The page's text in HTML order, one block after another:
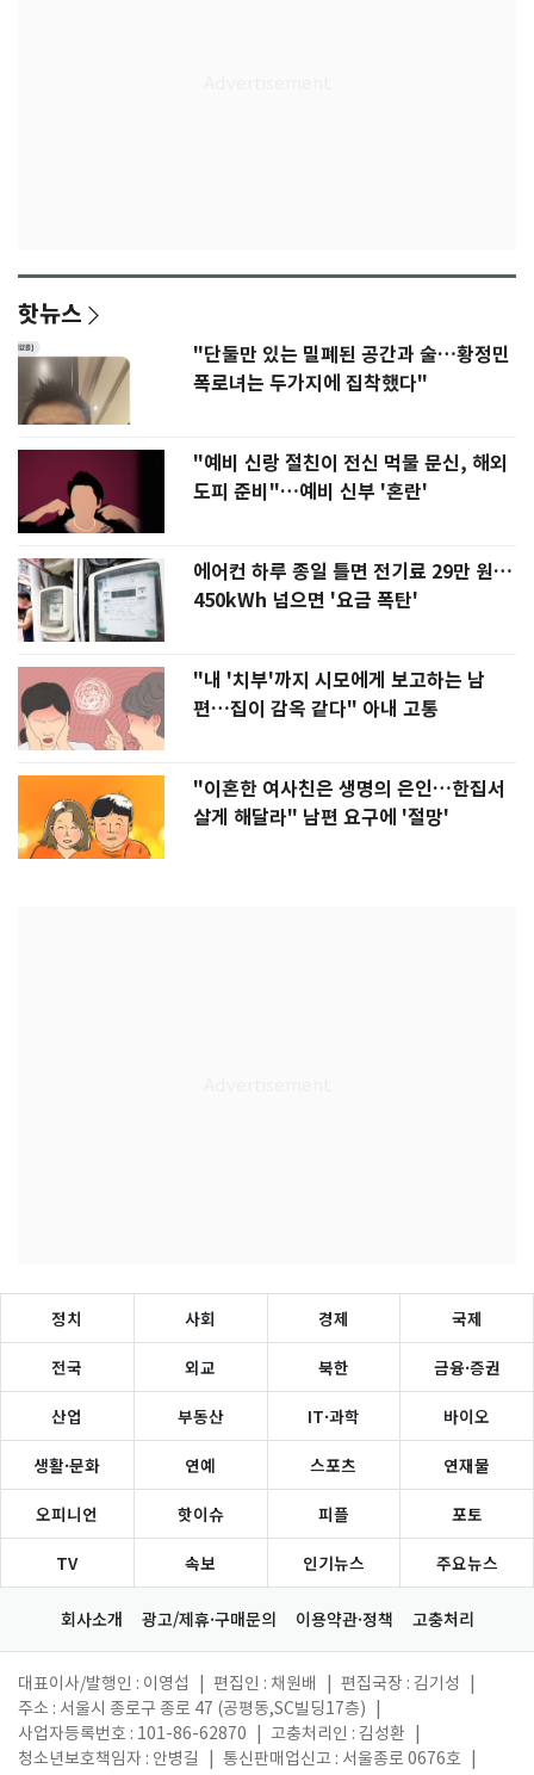
핫뉴스
"단둘만 있는 밀폐된 공간과 술…황정민
폭로녀는 두가지에 집착했다"
"예비 신랑 절친이 전신 먹물 문신, 해외
도피 준비"…예비 신부 '혼란'
에어컨 하루 종일 틀면 전기료 29만 원…
450kWh 넘으면 '요금 폭탄'
"내 '치부'까지 시모에게 보고하는 남
편…집이 감옥 같다" 아내 고통
"이혼한 여사친은 생명의 은인…한집서
살게 해달라" 남편 요구에 '절망'
정치 사회 경제 국제
전국 외교 북한 금융·증권
산업 부동산 IT·과학 바이오
생활·문화 연예 스포츠 연재물
오피니언 핫이슈 피플 포토
TV 속보 인기뉴스 주요뉴스
회사소개 광고/제휴·구매문의 이용약관·정책 고충처리
대표이사/발행인 : 이영섭 편집인 : 채원배 편집국장 : 김기성
주소 : 서울시 종로구 종로 47 (공평동,SC빌딩17층)
사업자등록번호 : 101-86-62870
고충처리인 : 김성환
청소년보호책임자 : 안병길
통신판매업신고 : 서울종로 0676호